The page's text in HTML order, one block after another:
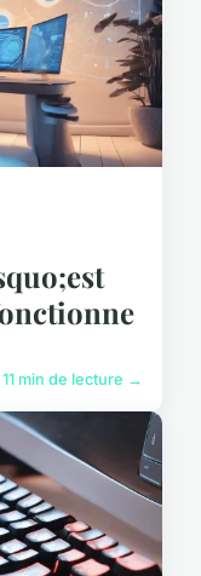
11 min de lecture →